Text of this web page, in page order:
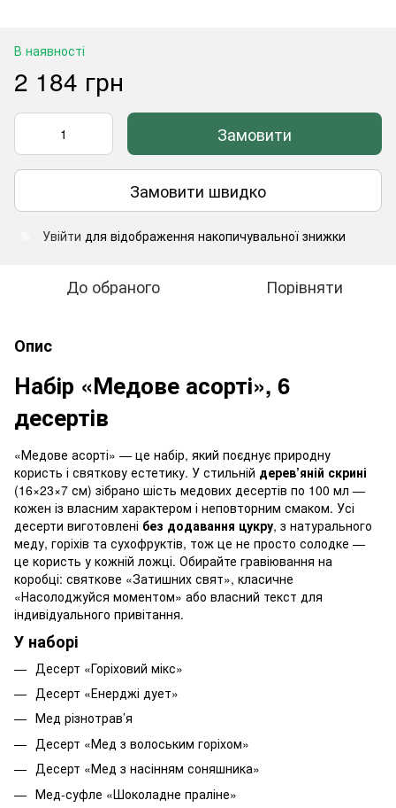
В наявності
2 184 грн
Замовити
Замовити швидко
Увійти для відображення накопичувальної знижки
До обраного Порівняти
Опис
Набір «Медове асорті», 6
десертів
«Медове асорті» — це набір, який поєднує природну
користь і святкову естетику. У стильній дерев’яній скрині
(16×23×7 см) зібрано шість медових десертів по 100 мл —
кожен із власним характером і неповторним смаком. Усі
десерти виготовлені без додавання цукру, з натурального
меду, горіхів та сухофруктів, тож це не просто солодке —
це користь у кожній ложці. Обирайте гравіювання на
коробці: святкове «Затишних свят», класичне
«Насолоджуйся моментом» або власний текст для
індивідуального привітання.
У наборі
Десерт «Горіховий мікс»
Десерт «Енерджі дует»
Мед різнотрав’я
Десерт «Мед з волоським горіхом»
Десерт «Мед з насінням соняшника»
Мед-суфле «Шоколадне праліне»